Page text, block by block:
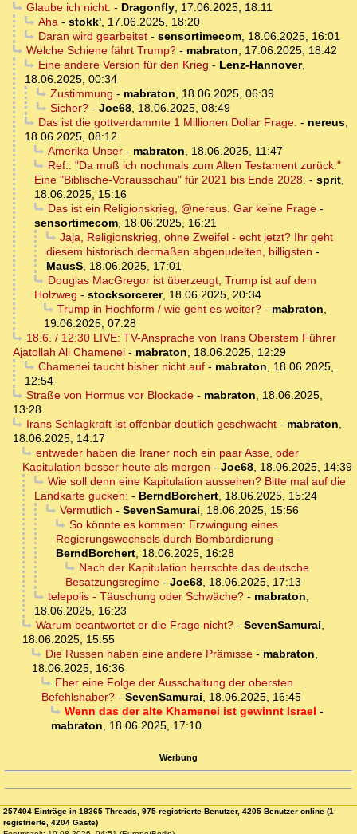
Glaube ich nicht. - Dragonfly, 17.06.2025, 18:11
Aha- stokk', 17.06.2025, 18:20
Daran wird gearbeitet- sensortimecom, 18.06.2025, 16:01
Welche Schiene fährt Trump?- mabraton, 17.06.2025, 18:42
Eine andere Version für den Krieg - Lenz-Hannover,
18.06.2025, 00:34
Zustimmung - mabraton, 18.06.2025, 06:39
Sicher?- Joe68, 18.06.2025, 08:49
Das ist die gottverdammte 1 Millionen Dollar Frage. - nereus,
18.06.2025, 08:12
Amerika Unser- mabraton, 18.06.2025, 11:47
Ref.: "Da muß ich nochmals zum Alten Testament zurück."
Eine "Biblische-Vorausschau" für 2021 bis Ende 2028. - sprit,
18.06.2025, 15:16
Das ist ein Religionskrieg, @nereus. Gar keine Frage-
sensortimecom, 18.06.2025, 16:21
Jaja, Religionskrieg, ohne Zweifel - echt jetzt? Ihr geht
diesem historisch dermaßen abgenudelten, billigsten -
MausS, 18.06.2025, 17:01
Douglas MacGregor ist überzeugt, Trump ist auf dem
Holzweg - stocksorcerer, 18.06.2025, 20:34
Trump in Hochform / wie geht es weiter?- mabraton,
19.06.2025, 07:28
18.6. / 12:30 LIVE: TV-Ansprache von Irans Oberstem Führer
Ajatollah Ali Chamenei - mabraton, 18.06.2025, 12:29
Chamenei taucht bisher nicht auf- mabraton, 18.06.2025,
12:54
Straße von Hormus vor Blockade- mabraton, 18.06.2025,
13:28
Irans Schlagkraft ist offenbar deutlich geschwächt- mabraton,
18.06.2025, 14:17
entweder haben die Iraner noch ein paar Asse, oder
Kapitulation besser heute als morgen - Joe68, 18.06.2025, 14:39
Wie soll denn eine Kapitulation aussehen? Bitte mal auf die
Landkarte gucken: - BerndBorchert, 18.06.2025, 15:24
Vermutlich - SevenSamurai, 18.06.2025, 15:56
So könnte es kommen: Erzwingung eines
Regierungswechsels durch Bombardierung -
BerndBorchert, 18.06.2025, 16:28
Nach der Kapitulation herrschte das deutsche
Besatzungsregime - Joe68, 18.06.2025, 17:13
telepolis - Täuschung oder Schwäche?- mabraton,
18.06.2025, 16:23
Warum beantwortet er die Frage nicht?- SevenSamurai,
18.06.2025, 15:55
Die Russen haben eine andere Prämisse- mabraton,
18.06.2025, 16:36
Eher eine Folge der Ausschaltung der obersten
Befehlshaber? - SevenSamurai, 18.06.2025, 16:45
Wenn das der alte Khamenei ist gewinnt Israel -
mabraton, 18.06.2025, 17:10
Werbung
257404 Einträge in 18365 Threads, 975 registrierte Benutzer, 4205 Benutzer online (1
registrierte, 4204 Gäste)